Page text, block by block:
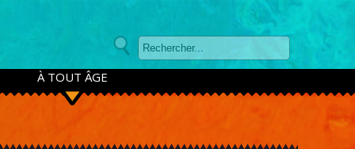
À TOUT ÂGE